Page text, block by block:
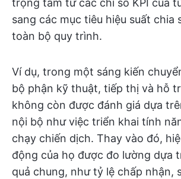
trọng tâm từ các chỉ số KPI của
sang các mục tiêu hiệu suất chia
toàn bộ quy trình.
Ví dụ, trong một sáng kiến
bộ phận kỹ thuật, tiếp thị và hỗ
không còn được đánh giá dựa
nội bộ như việc triển khai tính
chạy chiến dịch. Thay vào đó,
động của họ được đo lường dựa
quả chung, như tỷ lệ chấp nhận,